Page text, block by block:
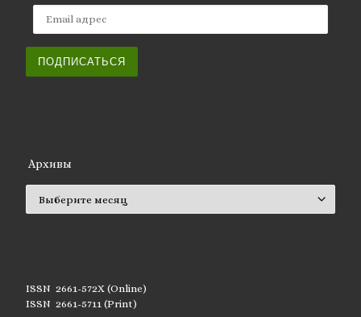
ПОДПИСАТЬСЯ
Архивы
ISSN 2661-572X (Online)
ISSN 2661-5711 (Print)